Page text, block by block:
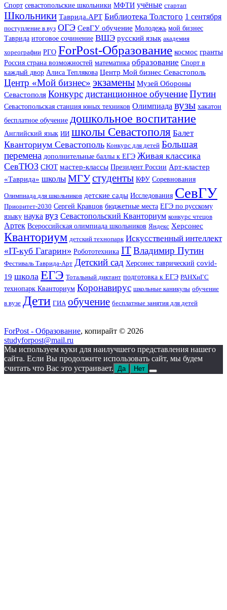
Спорт севастопольские школьники МФТИ учёные стартап
Школьники Таврида.АРТ Библиотека Толстого 1 сентября
поступление в вуз ОГЭ СевГУ обучение Молодежь мой бизнес
Таврида итоговое сочинение ВШЭ русский язык академия
хореографии РГО ForPost-Образование космос гранты
Россия страна возможностей математика образование Спорт в
каждый двор Алиса Теплякова Центр Мой бизнес Севастополь
Центр «Мой бизнес» экзамены Музей Обороны
Севастополя Конкурс дистанционное обучениеПутин
Севастопольская станция юных техников Олимпиада вузы хакатон
бесплатное обучение дошкольное воспитание
Английский язык ИИ школы Севастополя Балет
Кванториум Севастополь Конкурс для детей Большая
перемена дополнительные баллы к ЕГЭ Живая классика
СевТЮЗ СЮТ мастер-классы Президент России Арт-кластер
«Таврида» школы МГУстуденты КФУ Соревнования
Олимпиада для школьников детские сады Исследования СевГУ
Приоритет-2030 Сергей Кравцов бюджетные места ЕГЭ по русскому
языку наука вуз Севастопольский Кванториум конкурс чтецов
Артек Всероссийская олимпиада школьников Яндекс Херсонес
Кванториум детский технопарк Искусственный интеллект
«IT-куб Гагарин» Робототехника ITВладимир Путин
Фестиваль Таврида-Арт Детский сад Херсонес таврический covid-
19 школа ЕГЭ Тотальный диктант подготовка к ЕГЭ РАНХиГС
технопарк Кванториум Коронавирус школьные каникулы обучение
в вузе Дети ГИА обучение бесплатные занятия для детей
ForPost - Образование, копирайт © 2026
studyforpost@mail.ru
Мы используем куки для наилучшего представления нашего
сайта. Если Вы продолжите использовать сайт, мы будем
считать что Вас это устраивает. Да Нет